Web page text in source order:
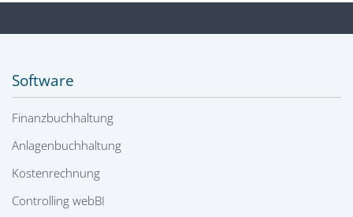
Software
Finanzbuchhaltung
Anlagenbuchhaltung
Kostenrechnung
Controlling webBI